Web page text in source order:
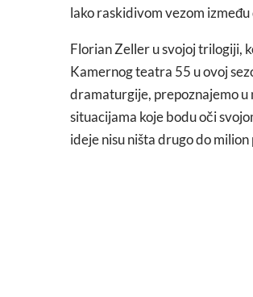
lako raskidivom vezom
Florian Zeller u svojoj trilogiji,
Kamernog teatra 55 u ovoj
dramaturgije, prepoznajemo u
situacijama koje bodu oči
ideje nisu ništa drugo do